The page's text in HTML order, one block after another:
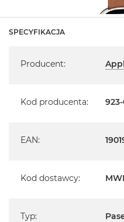
SPECYFIKACJA
Producent:
Kod producenta: 923-
EAN:
Kod dostawcy:
Typ: